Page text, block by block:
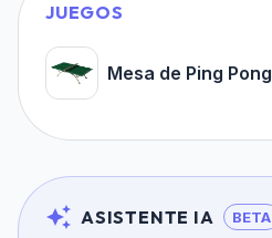
JUEGOS
Mesa de Ping Pong
ASISTENTE IA BETA